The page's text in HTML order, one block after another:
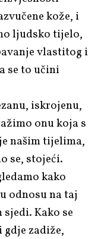
kože, i
ljudsko tijelo,
vlastitog i
se to učini
iskrojenu,
onu koja s
našim tijelima,
se, stojeći.
kako
odnosu na taj
Kako se
gdje zadiže,